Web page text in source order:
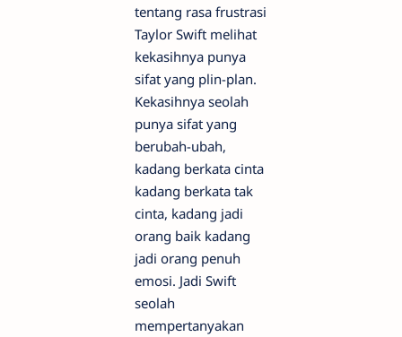
tentang rasa frustrasi
Taylor Swift melihat
kekasihnya punya
sifat yang plin-plan.
Kekasihnya seolah
punya sifat yang
berubah-ubah,
kadang berkata cinta
kadang berkata tak
cinta, kadang jadi
orang baik kadang
jadi orang penuh
emosi. Jadi Swift
seolah
mempertanyakan